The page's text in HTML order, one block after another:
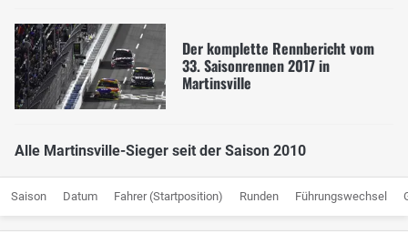
Der komplette Rennbericht vom
33. Saisonrennen 2017 in
Martinsville
Alle Martinsville-Sieger seit der Saison 2010
Saison Datum Fahrer (Startposition) Runden Führungswechsel